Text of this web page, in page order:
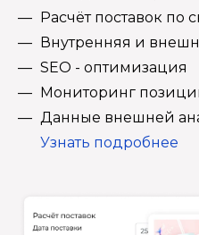
Расчёт поставок по
Внутренняя и
SEO - оптимизация
Мониторинг
Данные внешней
Узнать подробнее